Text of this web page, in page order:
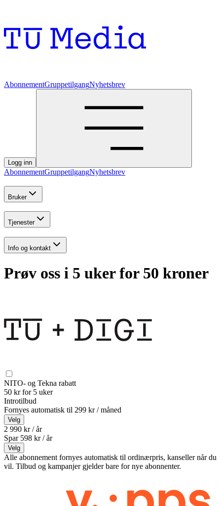
AbonnementGruppetilgangNyhetsbrev
Logg inn
AbonnementGruppetilgangNyhetsbrev
Bruker
Tjenester
Info og kontakt
Prøv oss i 5 uker for 50 kroner
NITO- og Tekna rabatt
50 kr for 5 uker
Introtilbud
Fornyes automatisk til 299 kr / måned
Velg
2 990 kr / år
Spar 598 kr /år
Velg
Alle abonnement fornyes automatisk til ordinærpris, kanseller når du
vil. Tilbud og kampanjer gjelder bare for nye abonnenter.